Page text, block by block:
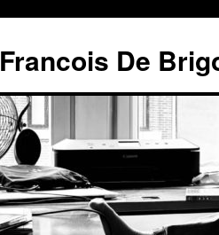
Francois De